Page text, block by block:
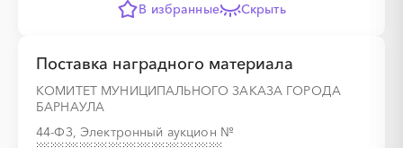
В избранные Скрыть
Поставка наградного материала
КОМИТЕТ МУНИЦИПАЛЬНОГО ЗАКАЗА ГОРОДА
БАРНАУЛА
44-ФЗ, Электронный аукцион №